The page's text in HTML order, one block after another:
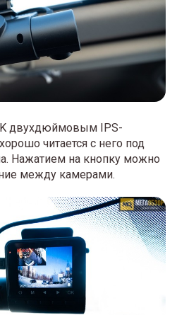
двухдюймовым IPS-
читается с него под
Нажатием на кнопку можно
между камерами.